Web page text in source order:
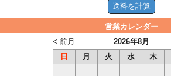
営業カレンダー
2026年8月
< 前月
日
月 火 水 木